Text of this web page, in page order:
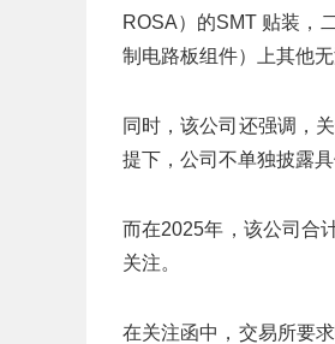
ROSA）的SMT 贴装，
制电路板组件）上其他
同时，该公司还强调，
提下，公司不单独披露
而在2025年，该公司合
关注。
在关注函中，交易所要